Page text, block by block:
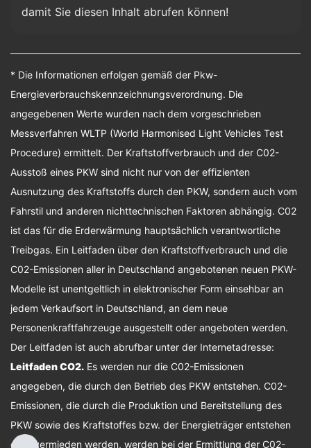
damit Sie diesen Inhalt abrufen können!
* Die Informationen erfolgen gemäß der Pkw-
Energieverbrauchskennzeichnungsverordnung. Die
angegebenen Werte wurden nach dem vorgeschrieben
Messverfahren WLTP (World Harmonised Light Vehicles Test
Procedure) ermittelt. Der Kraftstoffverbrauch und der C02-
Ausstoß eines PKW sind nicht nur von der effizienten
Ausnutzung des Kraftstoffs durch den PKW, sondern auch vom
Fahrstil und anderen nichttechnischen Faktoren abhängig. C02
ist das für die Erderwärmung hauptsächlich verantwortliche
Treibgas. Ein Leitfaden über den Kraftstoffverbrauch und die
C02-Emissionen aller in Deutschland angebotenen neuen PKW-
Modelle ist unentgeltlich in elektronischer Form einsehbar an
jedem Verkaufsort in Deutschland, an dem neue
Personenkraftfahrzeuge ausgestellt oder angeboten werden.
Der Leitfaden ist auch abrufbar unter der Internetadresse:
Leitfaden CO2. Es werden nur die C02-Emissionen
angegeben, die durch den Betrieb des PKW entstehen. C02-
Emissionen, die durch die Produktion und Bereitstellung des
PKW sowie des Kraftstoffes bzw. der Energieträger entstehen
oder vermieden werden, werden bei der Ermittlung der C02-